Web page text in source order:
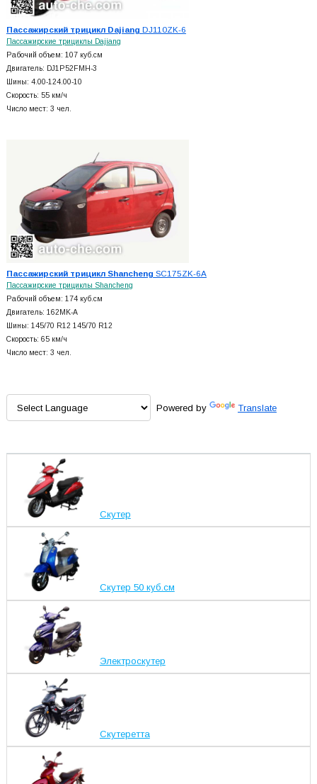
Пассажирский трицикл Dajiang DJ110ZK-6
Пассажирские трициклы Dajiang
Рабочий объем: 107 куб.см
Двигатель: DJ1P52FMH-3
Шины: 4.00-124.00-10
Скорость: 55 км/ч
Число мест: 3 чел.
Пассажирский трицикл Shancheng SC175ZK-6A
Пассажирские трициклы Shancheng
Рабочий объем: 174 куб.см
Двигатель: 162MK-A
Шины: 145/70 R12 145/70 R12
Скорость: 65 км/ч
Число мест: 3 чел.
Powered by Translate
Скутер
Скутер 50 куб.см
Электроскутер
Скутеретта